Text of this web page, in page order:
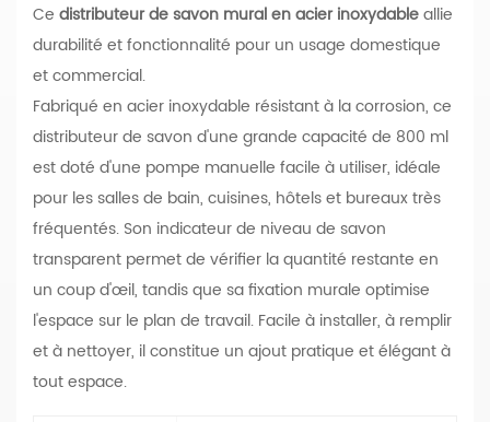
Ce distributeur de savon mural en acier inoxydableallie
durabilité et fonctionnalité pour un usage domestique
et commercial.
Fabriqué en acier inoxydable résistant à la corrosion, ce
distributeur de savon d'une grande capacité de 800 ml
est doté d'une pompe manuelle facile à utiliser, idéale
pour les salles de bain, cuisines, hôtels et bureaux très
fréquentés. Son indicateur de niveau de savon
transparent permet de vérifier la quantité restante en
un coup d'œil, tandis que sa fixation murale optimise
l'espace sur le plan de travail. Facile à installer, à remplir
et à nettoyer, il constitue un ajout pratique et élégant à
tout espace.